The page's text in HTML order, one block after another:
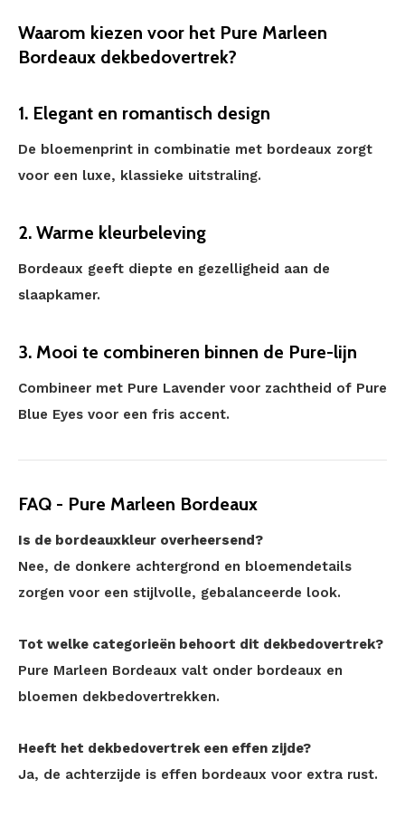
Waarom kiezen voor het Pure Marleen
Bordeaux dekbedovertrek?
1. Elegant en romantisch design
De bloemenprint in combinatie met bordeaux zorgt
voor een luxe, klassieke uitstraling.
2. Warme kleurbeleving
Bordeaux geeft diepte en gezelligheid aan de
slaapkamer.
3. Mooi te combineren binnen de Pure-lijn
Combineer met Pure Lavender voor zachtheid of Pure
Blue Eyes voor een fris accent.
FAQ - Pure Marleen Bordeaux
Is de bordeauxkleur overheersend?
Nee, de donkere achtergrond en bloemendetails
zorgen voor een stijlvolle, gebalanceerde look.
Tot welke categorieën behoort dit dekbedovertrek?
Pure Marleen Bordeaux valt onder bordeaux en
bloemen dekbedovertrekken.
Heeft het dekbedovertrek een effen zijde?
Ja, de achterzijde is effen bordeaux voor extra rust.